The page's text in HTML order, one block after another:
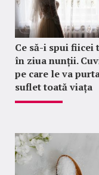
Ce să-i spui fiicei
în ziua nunții.
pe care le va
suflet toată viața